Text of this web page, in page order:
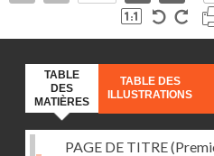
TABLE
DES
MATIÈRES
TABLE DES
ILLUSTRATIONS
PAGE DE TITRE